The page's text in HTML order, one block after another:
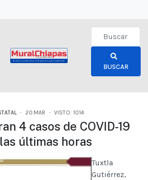
Type 2 or
BUSCAR
20.MAR VISTO: 1014
4 casos de COVID-19
últimas horas
Tuxtla
Gutiérrez,